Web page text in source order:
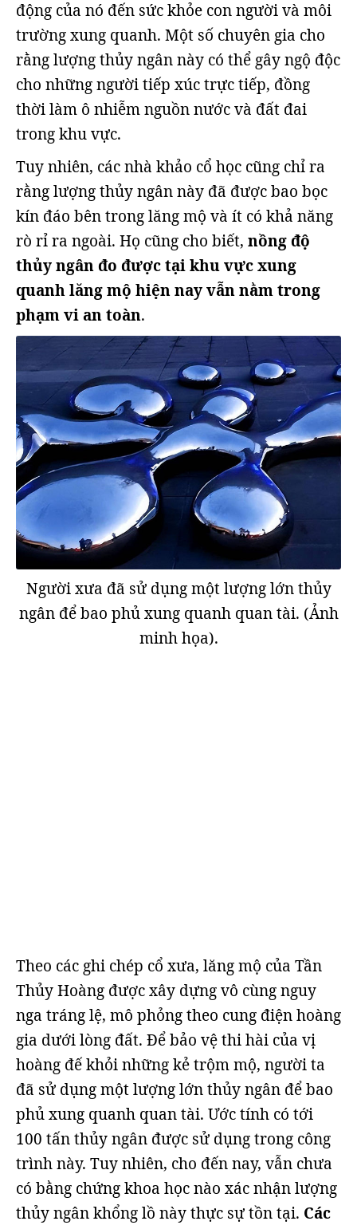
động của nó đến sức khỏe con người và môi
trường xung quanh. Một số chuyên gia cho
rằng lượng thủy ngân này có thể gây ngộ độc
cho những người tiếp xúc trực tiếp, đồng
thời làm ô nhiễm nguồn nước và đất đai
trong khu vực.
Tuy nhiên, các nhà khảo cổ học cũng chỉ ra
rằng lượng thủy ngân này đã được bao bọc
kín đáo bên trong lăng mộ và ít có khả năng
rò rỉ ra ngoài. Họ cũng cho biết, nồng độ
thủy ngân đo được tại khu vực xung
quanh lăng mộ hiện nay vẫn nằm trong
phạm vi an toàn.
Người xưa đã sử dụng một lượng lớn thủy
ngân để bao phủ xung quanh quan tài. (Ảnh
minh họa).
Theo các ghi chép cổ xưa, lăng mộ của Tần
Thủy Hoàng được xây dựng vô cùng nguy
nga tráng lệ, mô phỏng theo cung điện hoàng
gia dưới lòng đất. Để bảo vệ thi hài của vị
hoàng đế khỏi những kẻ trộm mộ, người ta
đã sử dụng một lượng lớn thủy ngân để bao
phủ xung quanh quan tài. Ước tính có tới
100 tấn thủy ngân được sử dụng trong công
trình này. Tuy nhiên, cho đến nay, vẫn chưa
có bằng chứng khoa học nào xác nhận lượng
thủy ngân khổng lồ này thực sự tồn tại. Các